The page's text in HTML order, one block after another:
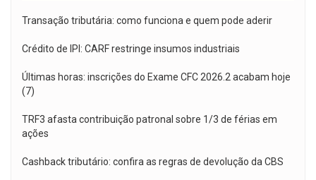
Transação tributária: como funciona e quem pode aderir
Crédito de IPI: CARF restringe insumos industriais
Últimas horas: inscrições do Exame CFC 2026.2 acabam hoje
(7)
TRF3 afasta contribuição patronal sobre 1/3 de férias em
ações
Cashback tributário: confira as regras de devolução da CBS